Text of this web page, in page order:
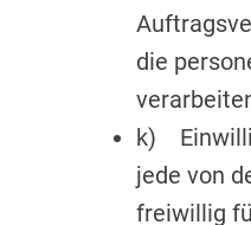
die
k)
jede von
freiwillig